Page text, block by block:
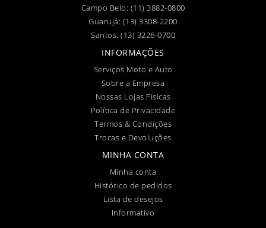
Campo Belo: (11) 3882-0800
Guarujá: (13) 3308-2200
Santos: (13) 3226-0700
INFORMAÇÕES
Serviços Moto e Auto
Sobre a Empresa
Nossas Lojas Físicas
Política de Privacidade
Termos & Condições
Trocas e Devoluções
MINHA CONTA
Minha conta
Histórico de pedidos
Lista de desejos
Informativo